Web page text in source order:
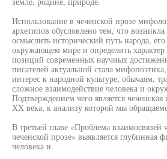
Использование в чеченской прозе
архетипов обусловлено тем, что
осмыслить исторический путь народа,
окружающем мире и определить характер
позиций современных научных
писателей актуальной стала
интерес к народной культуре, обычаям,
сложное взаимодействие человека и
Подтверждением чего является
XX века, к анализу которой мы
В третьей главе «Проблема
чеченской прозе» выявляется глубинная
человека и